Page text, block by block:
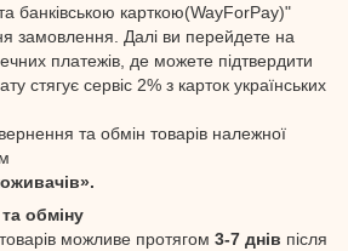
банківською карткою(WayForPay)"
замовлення. Далі ви перейдете на
платежів, де можете підтвердити
стягує сервіс 2% з карток українських
та обмін товарів належної
обміну
можливе протягом 3-7 днів після